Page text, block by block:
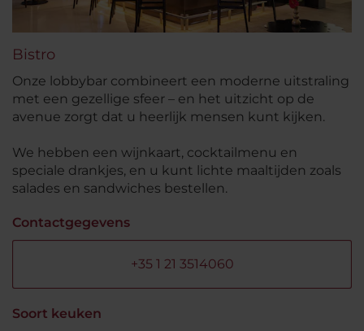
Bistro
Onze lobbybar combineert een moderne uitstraling
met een gezellige sfeer – en het uitzicht op de
avenue zorgt dat u heerlijk mensen kunt kijken.
We hebben een wijnkaart, cocktailmenu en
speciale drankjes, en u kunt lichte maaltijden zoals
salades en sandwiches bestellen.
Contactgegevens
+35 1 21 3514060
Soort keuken